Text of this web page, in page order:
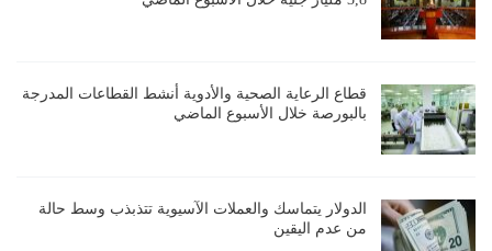
قطاع الرعاية الصحية والأدوية أنشط القطاعات المدرجة
بالبورصة خلال الأسبوع الماضي
الدولار يتماسك والعملات الآسيوية تتذبذب وسط حالة
من عدم اليقين